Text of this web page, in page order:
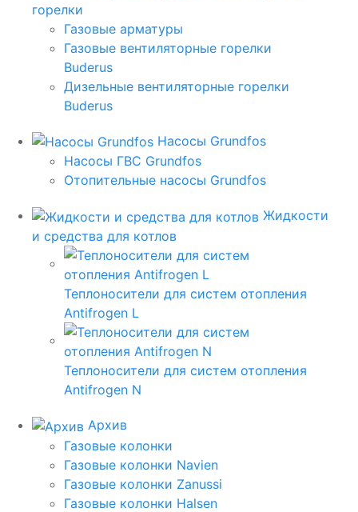
горелки
Газовые арматуры
Газовые вентиляторные горелки
Buderus
Дизельные вентиляторные горелки
Buderus
Насосы Grundfos
Насосы ГВС Grundfos
Отопительные насосы Grundfos
Жидкости
и средства для котлов
Теплоносители для систем отопления
Antifrogen L
Теплоносители для систем отопления
Antifrogen N
Архив
Газовые колонки
Газовые колонки Navien
Газовые колонки Zanussi
Газовые колонки Halsen